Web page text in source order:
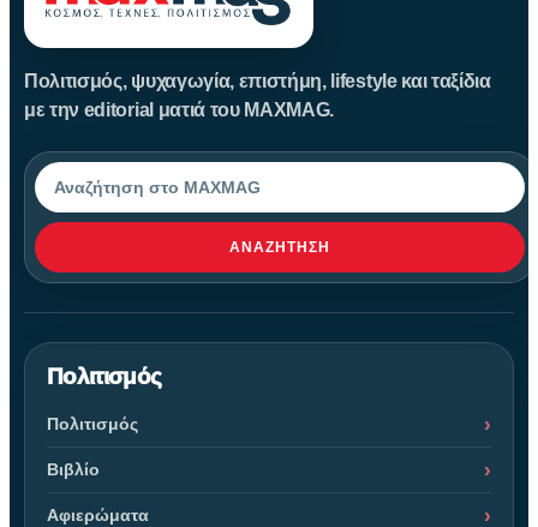
Πολιτισμός, ψυχαγωγία, επιστήμη, lifestyle και ταξίδια
με την editorial ματιά του MAXMAG.
Αναζήτηση
ΑΝΑΖΉΤΗΣΗ
Πολιτισμός
Πολιτισμός
Βιβλίο
Αφιερώματα